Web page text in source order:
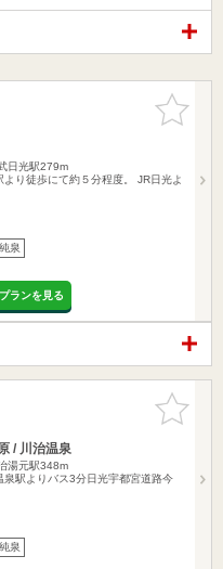
お気に入
りに追加
日光駅279m
り徒歩にて約５分程度。 JR日光よ
泉
ランを見る
お気に入
りに追加
/ 川治温泉
治湯元駅348m
駅よりバス3分日光宇都宮道路今
泉